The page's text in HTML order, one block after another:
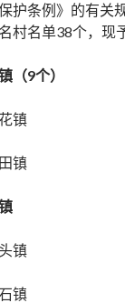
护条例》的有关
村名单38个，现
（9个）
镇
镇
镇
镇